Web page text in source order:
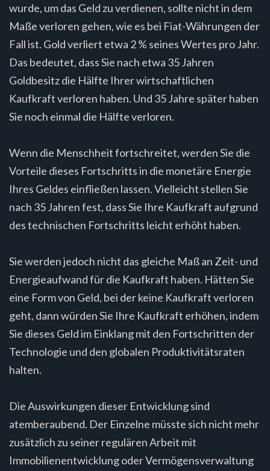
wurde, um das Geld zu verdienen, sollte nicht in dem
Maße verloren gehen, wie es bei Fiat-Währungen der
Fall ist. Gold verliert etwa 2 % seines Wertes pro Jahr.
Das bedeutet, dass Sie nach etwa 35 Jahren
Goldbesitz die Hälfte Ihrer wirtschaftlichen
Kaufkraft verloren haben. Und 35 Jahre später haben
Sie noch einmal die Hälfte verloren.
Wenn die Menschheit fortschreitet, werden Sie die
Vorteile dieses Fortschritts in die monetäre Energie
Ihres Geldes einfließen lassen. Vielleicht stellen Sie
nach 35 Jahren fest, dass Sie Ihre Kaufkraft aufgrund
des technischen Fortschritts leicht erhöht haben.
Sie werden jedoch nicht das gleiche Maß an Zeit- und
Energieaufwand für die Kaufkraft haben. Hätten Sie
eine Form von Geld, bei der keine Kaufkraft verloren
geht, dann würden Sie Ihre Kaufkraft erhöhen, indem
Sie dieses Geld im Einklang mit den Fortschritten der
Technologie und den globalen Produktivitätsraten
halten.
Die Auswirkungen dieser Entwicklung sind
atemberaubend. Der Einzelne müsste sich nicht mehr
zusätzlich zu seiner regulären Arbeit mit
Immobilienentwicklung oder Vermögensverwaltung